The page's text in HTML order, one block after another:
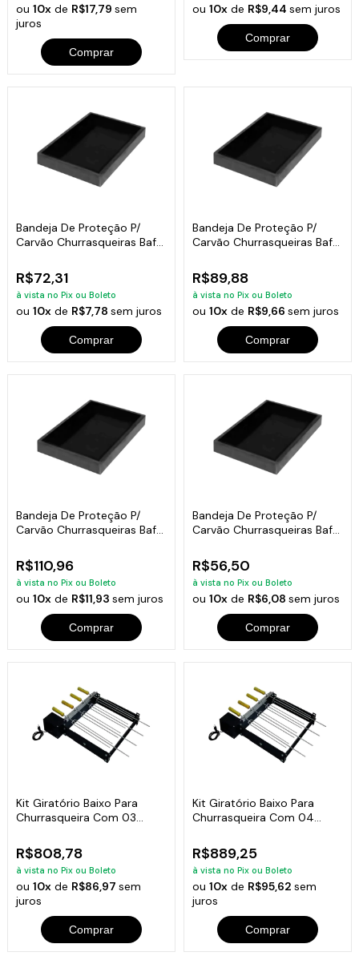
ou10x de R$17,79sem
juros
Comprar
ou 10xde R$9,44 sem juros
Comprar
Bandeja De Proteção P/
Carvão Churrasqueiras Bafo
R$72,31
à vista no Pix ou Boleto
ou10x de R$7,78sem juros
Comprar
Bandeja De Proteção P/
Carvão Churrasqueiras Bafo
R$89,88
à vista no Pix ou Boleto
ou 10xde R$9,66 sem juros
Comprar
Bandeja De Proteção P/
Carvão Churrasqueiras Bafo
R$110,96
à vista no Pix ou Boleto
ou10x de R$11,93sem juros
Comprar
Bandeja De Proteção P/
Carvão Churrasqueiras Bafo
R$56,50
à vista no Pix ou Boleto
ou 10xde R$6,08 sem juros
Comprar
Kit Giratório Baixo Para
Churrasqueira Com 03
R$808,78
à vista no Pix ou Boleto
ou10x de R$86,97sem
juros
Comprar
Kit Giratório Baixo Para
Churrasqueira Com 04
R$889,25
à vista no Pix ou Boleto
ou 10xde R$95,62 sem
juros
Comprar